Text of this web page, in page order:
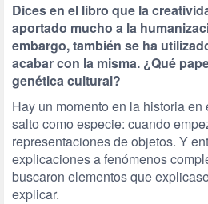
Dices en el libro que la
aportado mucho a la
embargo, también se ha
acabar con la misma. ¿Qué
genética cultural?
Hay un momento en la historia
salto como especie: cuando
representaciones de objetos. Y
explicaciones a fenómenos
buscaron elementos que
explicar.